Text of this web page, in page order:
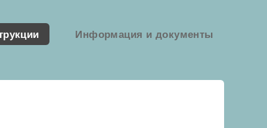
Информация и документы